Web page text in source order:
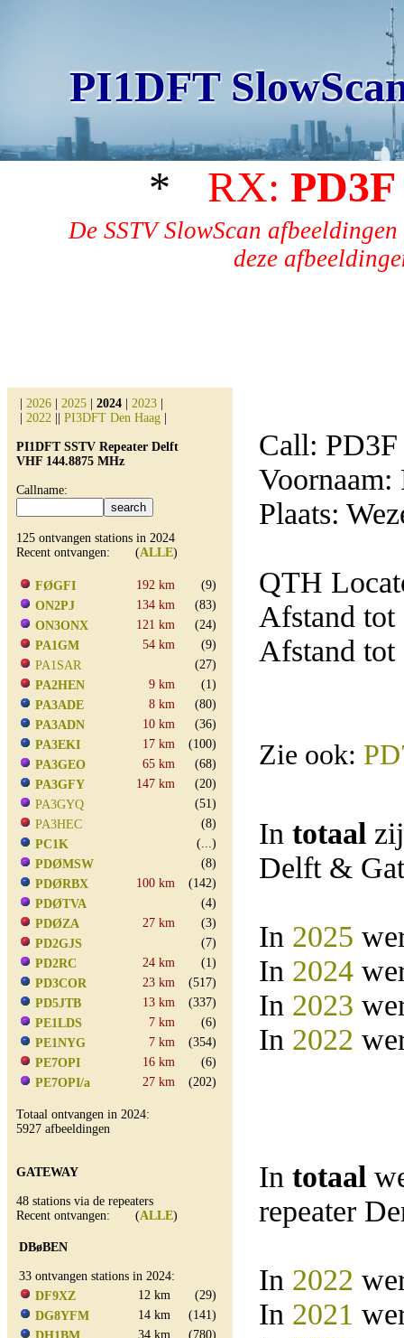
PI1DFT
* RX: PD3F
De SSTV SlowScan
deze
2026 2025 2024 2023
2022 PI3DFT Den Haag
PI1DFT SSTV Repeater Delft
VHF 144.8875 MHz
Callname:
125 ontvangen stations in 2024
Recent ontvangen: (ALLE)
FØGFI 192 km
(9)
ON2PJ
134 km
(83)
ON3ONX
121 km
(24)
PA1GM
54 km
(9)
PA1SAR
(27)
PA2HEN
9 km
(1)
PA3ADE
8 km
(80)
PA3ADN
10 km
(36)
PA3EKI
17 km
(100)
PA3GEO
65 km
(68)
PA3GFY
147 km
(20)
PA3GYQ
(51)
PA3HEC
(8)
PC1K
(...)
PDØMSW
(8)
PDØRBX
100 km
(142)
PDØTVA
(4)
PDØZA
27 km
(3)
PD2GJS
(7)
PD2RC
24 km
(1)
PD3COR
23 km
(517)
PD5JTB
13 km
(337)
PE1LDS
7 km
(6)
PE1NYG
7 km
(354)
PE7OPI
16 km
(6)
PE7OPI/a
27 km (202)
Totaal ontvangen in 2024:
5927 afbeeldingen
GATEWAY
48 stations via de repeaters
Recent ontvangen: (ALLE)
DBøBEN
33 ontvangen stations in 2024:
DF9XZ
12 km
(29)
DG8YFM
14 km
(141)
34 km
(780)
Call: PD3F
Voornaam:
Plaats:
QTH
Afstand tot
Afstand tot
Zie ook:
In totaal
Delft &
In 2025
In 2024
In 2023
In 2022
In totaal
repeater
In 2022
In 2021